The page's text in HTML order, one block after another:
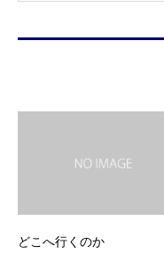
どこへ行くのか